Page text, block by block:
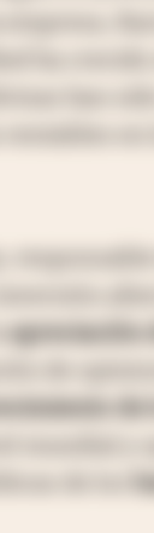
apreciación
de